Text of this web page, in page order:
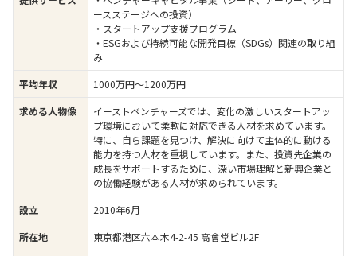
ースステージへの投資）
・スタートアップ支援プログラム
・ESGおよび持続可能な開発目標（SDGs）関連の取り組
み
平均年収 1000万円～1200万円
求める人物像
イーストベンチャーズでは、変化の激しいスタートアッ
プ環境において柔軟に対応できる人材を求めています。
特に、自ら課題を見つけ、解決に向けて主体的に動ける
能力を持つ人材を重視しています。また、投資先企業の
成長をサポートするために、深い市場理解と新興企業と
の協働経験がある人材が求められています。
設立 2010年6月
所在地 東京都港区六本木4-2-45 高會堂ビル2F